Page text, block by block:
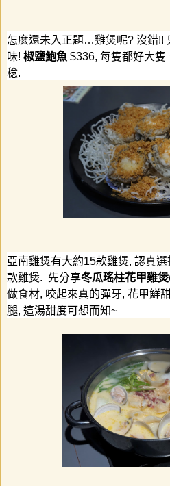
怎麼還未入正題…雞煲呢? 沒錯!!
味! 椒鹽鮑魚 $336, 每隻都好大隻
稔.
亞南雞煲有大約15款雞煲, 認真選
款雞煲. 先分享冬瓜瑤柱花甲雞煲
做食材, 咬起來真的彈牙, 花甲鮮
腿, 這湯甜度可想而知~